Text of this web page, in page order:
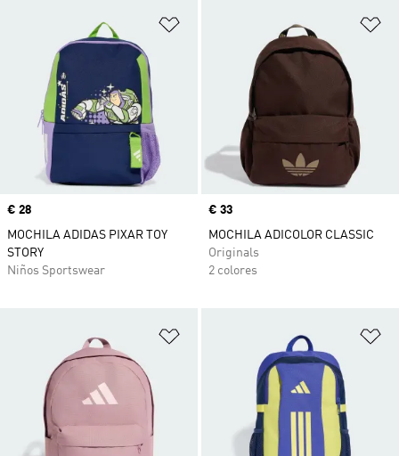
Precio
€ 28
MOCHILA ADIDAS PIXAR TOY
STORY
Niños Sportswear
Precio
€ 33
MOCHILA ADICOLOR CLASSIC
Originals
2 colores
Añadir a la lista de deseos